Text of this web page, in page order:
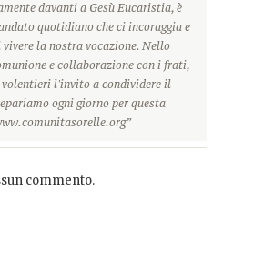
davanti a Gesù Eucaristia, è
quotidiano che ci incoraggia e
vivere la nostra vocazione. Nello
e collaborazione con i frati,
volentieri l'invito a condividere il
ogni giorno per questa
commento.